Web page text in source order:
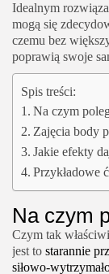
Idealnym
mogą się
czemu bez
poprawią swoje
Spis treści:
Na czym
Zajęcia body
Jakie efekty
Przykładowe
Na czym
Czym tak
jest to starannie
siłowo-